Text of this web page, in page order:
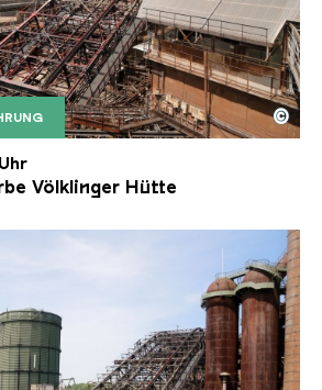
der Völklinger Hütte mit
Völklinger Hütte | Karl
©
Völklinger Hütte